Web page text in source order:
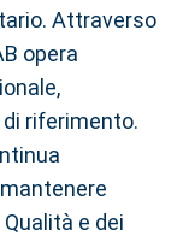
Attraverso
opera
riferimento.
e dei